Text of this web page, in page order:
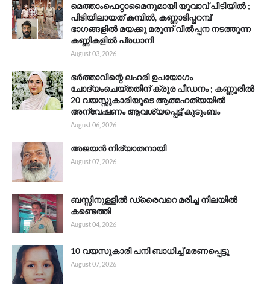
മെത്താംഫെറ്റാമൈനുമായി യുവാവ് പിടിയിൽ ;
പിടിയിലായത് കമ്പിൽ, കണ്ണാടിപ്പറമ്പ്
ഭാഗങ്ങളിൽ മയക്കു മരുന്ന് വിൽപ്പന നടത്തുന്ന
കണ്ണികളിൽ പ്രധാനി
August 03, 2026
ഭർത്താവിന്റെ ലഹരി ഉപയോഗം
ചോദ്യംചെയ്തതിന് ക്രൂര പീഡനം ; കണ്ണൂരിൽ
20 വയസ്സുകാരിയുടെ ആത്മഹത്യയിൽ
അന്വേഷണം ആവശ്യപ്പെട്ട് കുടുംബം
August 06, 2026
അജയൻ നിര്യാതനായി
August 07, 2026
ബസ്സിനുള്ളിൽ ഡ്രൈവറെ മരിച്ച നിലയിൽ
കണ്ടെത്തി
August 04, 2026
10 വയസുകാരി പനി ബാധിച്ച് മരണപ്പെട്ടു
August 07, 2026